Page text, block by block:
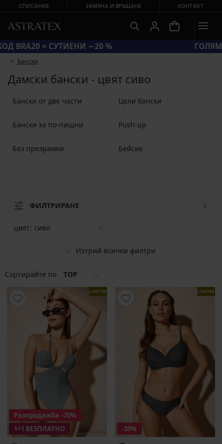
СПИСАНИЕ ЗАМЯНА И ВРЪЩАНЕ КОНТАКТ
КОД BRA20 = СУТИЕНИ −20 %
Бански
Дамски бански - цвят сиво
Бански от две части Цели бански
Бански за по-пищни Push-up
Без презрамки Бейсик
ФИЛТРИРАНЕ
Изтрий всички филтри
цвят: сиво
Сортирайте по TOP
LIMITED
Разпродажба -70%
1+1 БЕЗПЛАТНО
LIMITED
-20%